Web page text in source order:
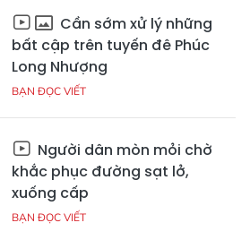
Cần sớm xử lý những
bất cập trên tuyến đê Phúc
Long Nhượng
BẠN ĐỌC VIẾT
Người dân mòn mỏi chờ
khắc phục đường sạt lở,
xuống cấp
BẠN ĐỌC VIẾT